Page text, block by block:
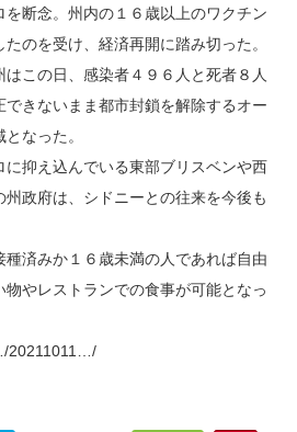
断念。州内の１６歳以上のワクチン
のを受け、経済再開に踏み切った。
この日、感染者４９６人と死者８人
きないまま都市封鎖を解除するオー
なった。
抑え込んでいる東部ブリスベンや西
政府は、シドニーとの往来を今後も
済みか１６歳未満の人であれば自由
やレストランでの食事が可能となっ
20211011…/